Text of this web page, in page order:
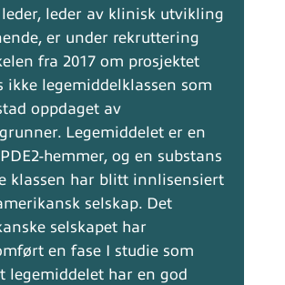
leder av klinisk utvikling
er under rekruttering
fra 2017 om prosjektet
ikke legemiddelklassen som
oppdaget av
Legemiddelet er en
hemmer, og en substans
klassen har blitt innlisensiert
selskap. Det
selskapet har
en fase I studie som
legemiddelet har en god